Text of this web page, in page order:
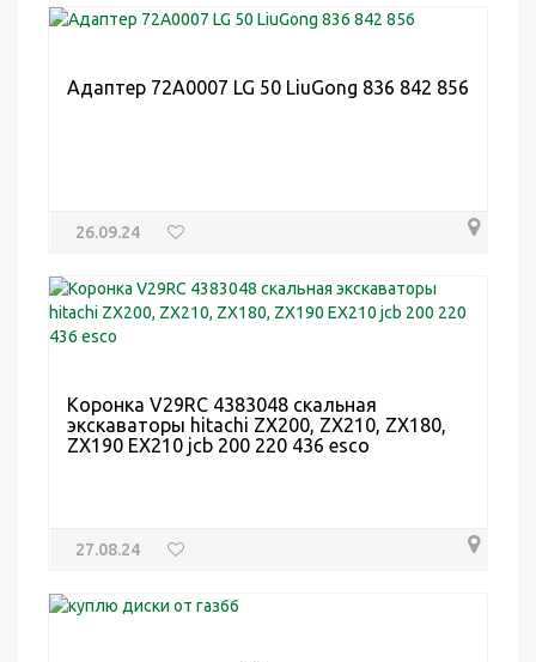
Адаптер 72A0007 LG 50 LiuGong 836 842 856
26.09.24
Коронка V29RC 4383048 скальная
экскаваторы hitachi ZX200, ZX210, ZX180,
ZX190 EX210 jcb 200 220 436 esco
27.08.24